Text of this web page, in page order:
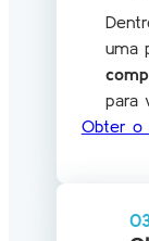
uma
para
Obter o